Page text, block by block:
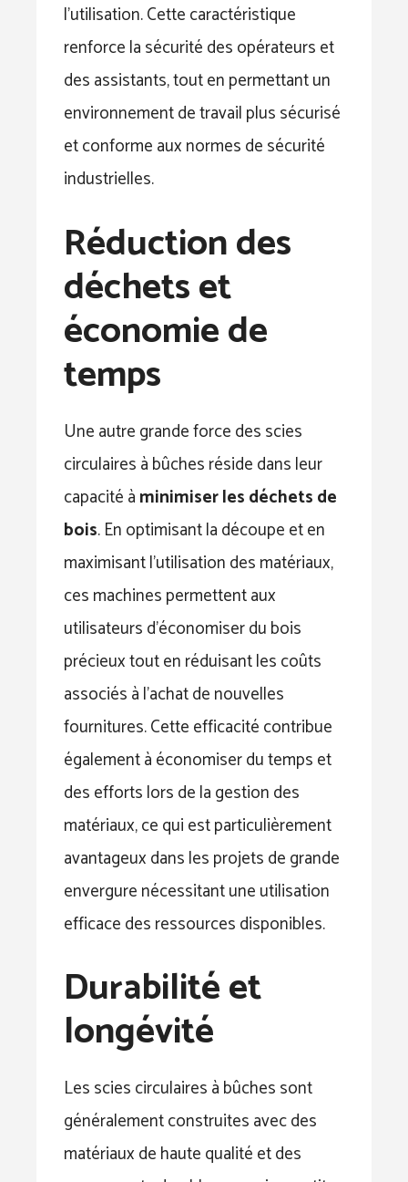
l’utilisation. Cette caractéristique
renforce la sécurité des opérateurs et
des assistants, tout en permettant un
environnement de travail plus sécurisé
et conforme aux normes de sécurité
industrielles.
Réduction des
déchets et
économie de
temps
Une autre grande force des scies
circulaires à bûches réside dans leur
capacité àminimiser les déchets de
bois. En optimisant la découpe et en
maximisant l’utilisation des matériaux,
ces machines permettent aux
utilisateurs d’économiser du bois
précieux tout en réduisant les coûts
associés à l’achat de nouvelles
fournitures. Cette efficacité contribue
également à économiser du temps et
des efforts lors de la gestion des
matériaux, ce qui est particulièrement
avantageux dans les projets de grande
envergure nécessitant une utilisation
efficace des ressources disponibles.
Durabilité et
longévité
Les scies circulaires à bûches sont
généralement construites avec des
matériaux de haute qualité et des